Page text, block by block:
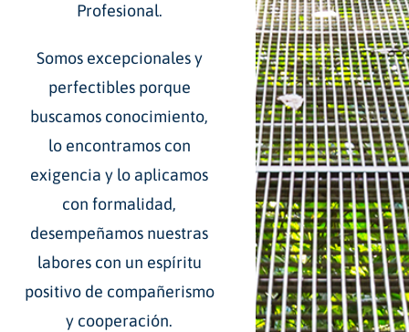
Profesional.
Somos excepcionales y
perfectibles porque
buscamos conocimiento,
lo encontramos con
exigencia y lo aplicamos
con formalidad,
desempeñamos nuestras
labores con un espíritu
positivo de compañerismo
y cooperación.